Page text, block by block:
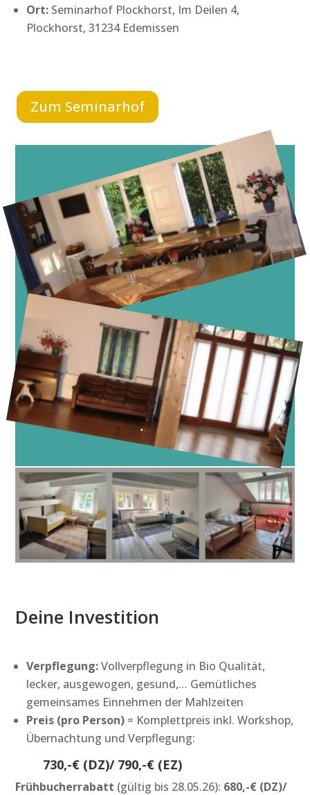
Ort: Seminarhof Plockhorst, Im Deilen 4,
Plockhorst, 31234 Edemissen
Zum Seminarhof
Deine Investition
Verpflegung:Vollverpflegung in Bio Qualität,
lecker, ausgewogen, gesund,… Gemütliches
gemeinsames Einnehmen der Mahlzeiten
Preis (pro Person) = Komplettpreis inkl. Workshop,
Übernachtung und Verpflegung:
730,-€ (DZ)/ 790,-€ (EZ)
Frühbucherrabatt (gültig bis 28.05.26): 680,-€ (DZ)/